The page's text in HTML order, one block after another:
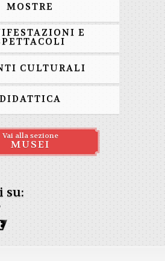
MOSTRE
E
CULTURALI
DIDATTICA
Vai alla sezione
MUSEI
su: